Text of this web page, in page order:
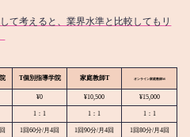
て考えると、業界水準と比較してもリ
T個別指導学院 家庭教師T オンライン家庭教師M
¥0 ¥10,500 ¥15,000
1：1 1：1 1：1
1回60分/月4回 1回90分/月4回 1回80分/月4回